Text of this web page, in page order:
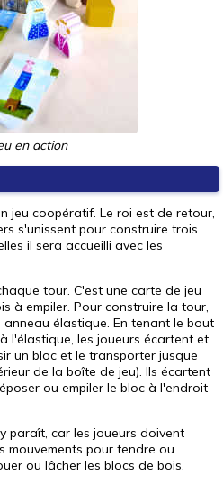
en action
jeu coopératif. Le roi est de retour,
s'unissent pour construire trois
il sera accueilli avec les
tour. C'est une carte de jeu
à empiler. Pour construire la tour,
élastique. En tenant le bout
l'élastique, les joueurs écartent et
un bloc et le transporter jusque
de la boîte de jeu). Ils écartent
ou empiler le bloc à l'endroit
paraît, car les joueurs doivent
mouvements pour tendre ou
ou lâcher les blocs de bois.